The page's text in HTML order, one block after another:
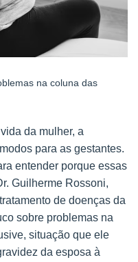
na coluna das
da mulher, a
para as gestantes.
entender porque essas
Guilherme Rossoni,
de doenças da
sobre problemas na
situação que ele
da esposa à